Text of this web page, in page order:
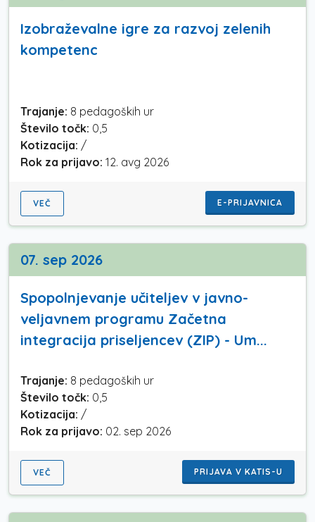
Izobraževalne igre za razvoj zelenih
kompetenc
Trajanje: 8 pedagoških ur
Število točk: 0,5
Kotizacija: /
Rok za prijavo: 12. avg 2026
VEČ E-PRIJAVNICA
07. sep 2026
Spopolnjevanje učiteljev v javno-
veljavnem programu Začetna
integracija priseljencev (ZIP) - Um...
Trajanje: 8 pedagoških ur
Število točk: 0,5
Kotizacija: /
Rok za prijavo: 02. sep 2026
VEČ PRIJAVA V KATIS-U